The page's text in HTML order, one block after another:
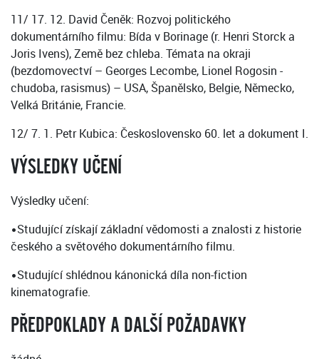
11/ 17. 12. David Čeněk: Rozvoj politického
dokumentárního filmu: Bída v Borinage (r. Henri Storck a
Joris Ivens), Země bez chleba. Témata na okraji
(bezdomovectví – Georges Lecombe, Lionel Rogosin -
chudoba, rasismus) – USA, Španělsko, Belgie, Německo,
Velká Británie, Francie.
12/ 7. 1. Petr Kubica: Československo 60. let a dokument I.
VÝSLEDKY UČENÍ
Výsledky učení:
•Studující získají základní vědomosti a znalosti z historie
českého a světového dokumentárního filmu.
•Studující shlédnou kánonická díla non-fiction
kinematografie.
PŘEDPOKLADY A DALŠÍ POŽADAVKY